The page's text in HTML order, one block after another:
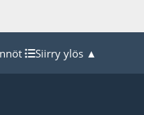
Siirry ylös ▲